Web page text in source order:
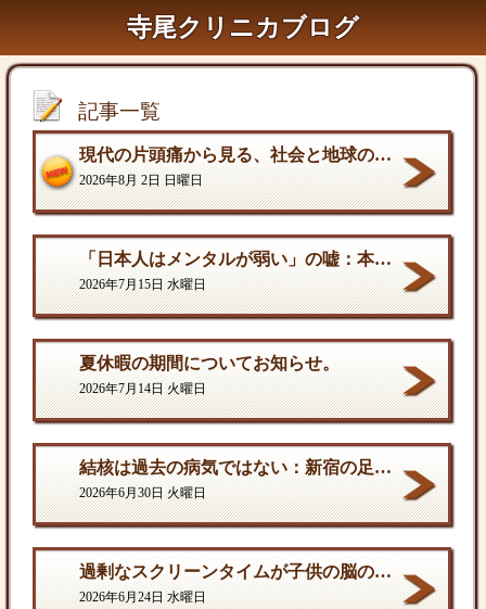
寺尾クリニカブログ
記事一覧
現代の片頭痛から見る、社会と地球の構造的課題
2026年8月 2日 日曜日
「日本人はメンタルが弱い」の嘘：本当の弱さと、自分を守る「成熟した強さ
2026年7月15日 水曜日
夏休暇の期間についてお知らせ。
2026年7月14日 火曜日
結核は過去の病気ではない：新宿の足元に潜む歪んだ現実
2026年6月30日 火曜日
過剰なスクリーンタイムが子供の脳の発達を停滞させる。
2026年6月24日 水曜日